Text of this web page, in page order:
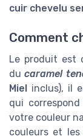
cuir chevelu
Comment
Le produit est
ducaramel
Miel inclus), il
qui
votre couleur
couleurs et